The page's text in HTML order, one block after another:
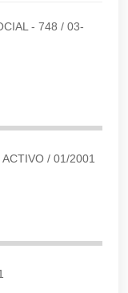
- 748 / 03-
ACTIVO / 01/2001